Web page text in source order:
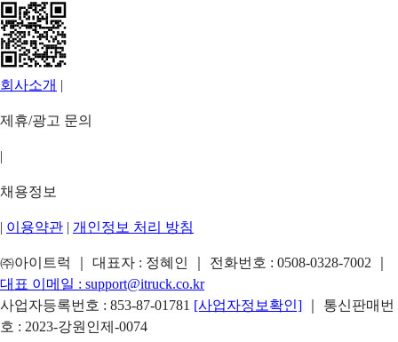
회사소개 |
제휴/광고 문의
|
채용정보
| 이용약관 | 개인정보 처리 방침
㈜아이트럭 ｜ 대표자 : 정혜인 ｜ 전화번호 : 0508-0328-7002
대표 이메일 : support@itruck.co.kr
사업자등록번호 : 853-87-01781 [사업자정보확인]
｜ 통신판매번
호 : 2023-강원인제-0074